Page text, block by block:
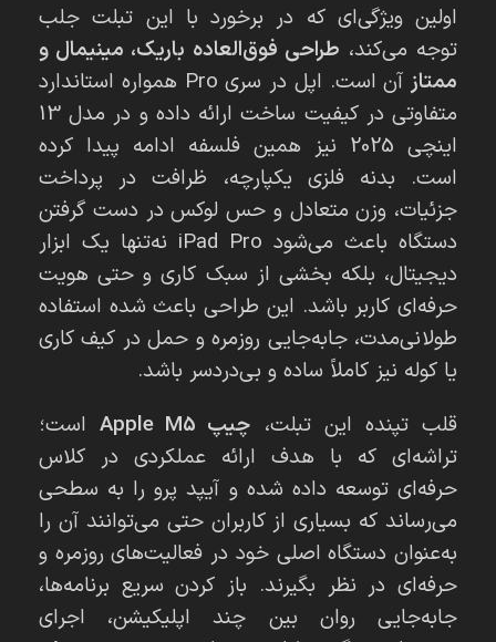
اولین ویژگی‌ای که در برخورد با این تبلت جلب
توجه می‌کند، طراحی فوق‌العاده باریک، مینیمال و
ممتاز
آن است. اپل در سری Pro همواره استاندارد
متفاوتی در کیفیت ساخت ارائه داده و در مدل 13
اینچی 2025 نیز همین فلسفه ادامه پیدا کرده
است. بدنه فلزی یکپارچه، ظرافت در پرداخت
جزئیات، وزن متعادل و حس لوکس در دست گرفتن
دستگاه باعث می‌شود iPad Pro نه‌تنها یک ابزار
دیجیتال، بلکه بخشی از سبک کاری و حتی هویت
حرفه‌ای کاربر باشد. این طراحی باعث شده استفاده
طولانی‌مدت، جابه‌جایی روزمره و حمل در کیف کاری
یا کوله نیز کاملاً ساده و بی‌دردسر باشد.
قلب تپنده این تبلت، چیپ Apple M5
است؛
تراشه‌ای که با هدف ارائه عملکردی در کلاس
حرفه‌ای توسعه داده شده و آیپد پرو را به سطحی
می‌رساند که بسیاری از کاربران حتی می‌توانند آن را
به‌عنوان دستگاه اصلی خود در فعالیت‌های روزمره و
حرفه‌ای در نظر بگیرند. باز کردن سریع برنامه‌ها،
جابه‌جایی روان بین چند اپلیکیشن، اجرای